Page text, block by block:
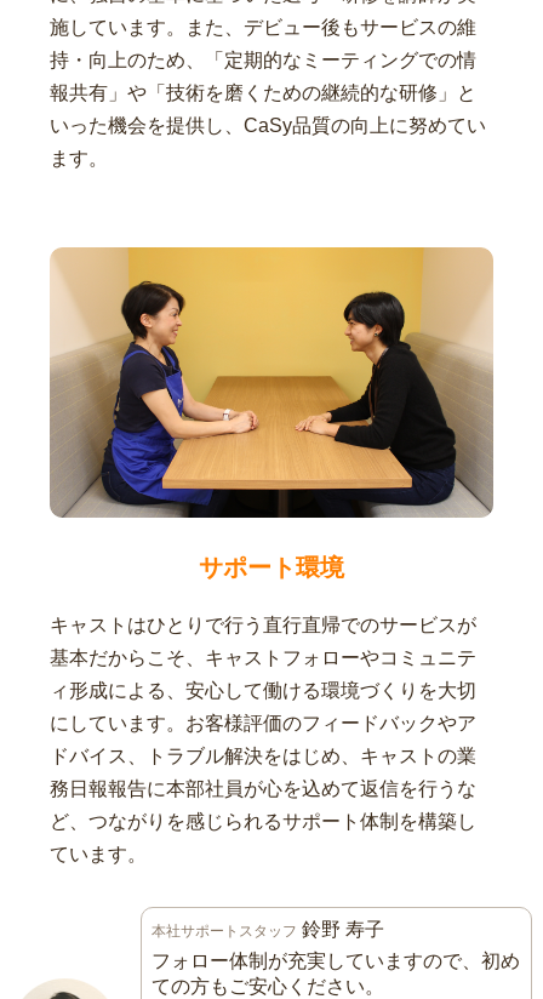
施しています。また、デビュー後もサービスの維
持・向上のため、「定期的なミーティングでの情
報共有」や「技術を磨くための継続的な研修」と
いった機会を提供し、CaSy品質の向上に努めてい
ます。
サポート環境
キャストはひとりで行う直行直帰でのサービスが
基本だからこそ、キャストフォローやコミュニテ
ィ形成による、安心して働ける環境づくりを大切
にしています。お客様評価のフィードバックやア
ドバイス、トラブル解決をはじめ、キャストの業
務日報報告に本部社員が心を込めて返信を行うな
ど、つながりを感じられるサポート体制を構築し
ています。
本社サポートスタッフ 鈴野 寿子
フォロー体制が充実していますので、初め
ての方もご安心ください。